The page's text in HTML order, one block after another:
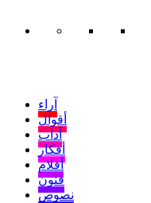
آراء
أقوال
آداب
أفكار
أفلام
فنون
نصوص